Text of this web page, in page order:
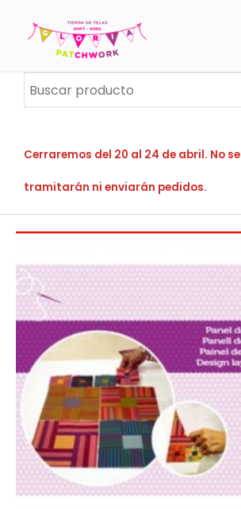
Cerraremos del 20 al 24 de abril. No se
tramitarán ni enviarán pedidos.